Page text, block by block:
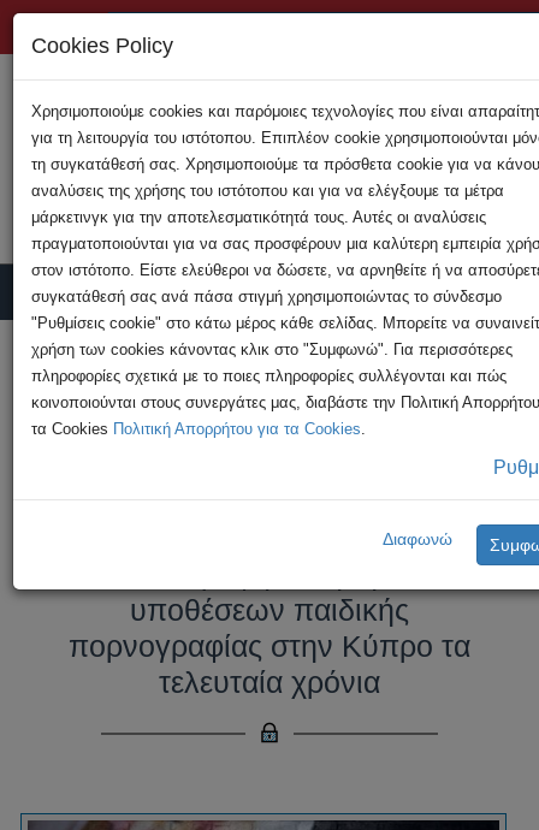
Υποβολή Καταγγελίας
HOME
Ανακοινώσεις
υποθέσεων παιδικής
πορνογραφίας στην Κύπρο τα
τελευταία χρόνια
Cookies Policy
Χρησιμοποιούμε cookies και παρόμοιες τεχνολογίες που είναι
για τη λειτουργία του ιστότοπου. Επιπλέον cookie χρησιμοποιούνται
τη συγκατάθεσή σας. Χρησιμοποιούμε τα πρόσθετα cookie για να
αναλύσεις της χρήσης του ιστότοπου και για να ελέγξουμε τα μέτρα
μάρκετινγκ για την αποτελεσματικότητά τους. Αυτές οι αναλύσεις
πραγματοποιούνται για να σας προσφέρουν μια καλύτερη εμπειρία
στον ιστότοπο. Είστε ελεύθεροι να δώσετε, να αρνηθείτε ή να
συγκατάθεσή σας ανά πάσα στιγμή χρησιμοποιώντας το σύνδεσμο
"Ρυθμίσεις cookie" στο κάτω μέρος κάθε σελίδας. Μπορείτε να
χρήση των cookies κάνοντας κλικ στο "Συμφωνώ". Για περισσότερες
πληροφορίες σχετικά με το ποιες πληροφορίες συλλέγονται και πώς
κοινοποιούνται στους συνεργάτες μας, διαβάστε την Πολιτική
τα Cookies Πολιτική Απορρήτου για τα Cookies.
Διαφωνώ